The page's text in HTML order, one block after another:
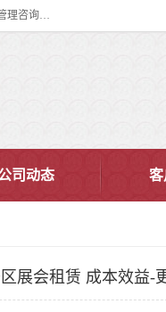
郑州道清文化传播有限公司成立于2015年，注册地位于郑州市管城区。经营范围包括会议及展览服务、庆典礼仪策划、企业形象策划、企业管理咨询、计算机图文设计、制作等。主要产品服务有：舞台桁架搭建，背景板搭建，灯光音响，雷亚舞台搭建、龙门架搭建、会议桌椅租赁、灯光音响租赁、空飘出租、气柱拱门租赁、喷绘写真制作、kt板制作。
司动态 客
展会租赁 成本效益-